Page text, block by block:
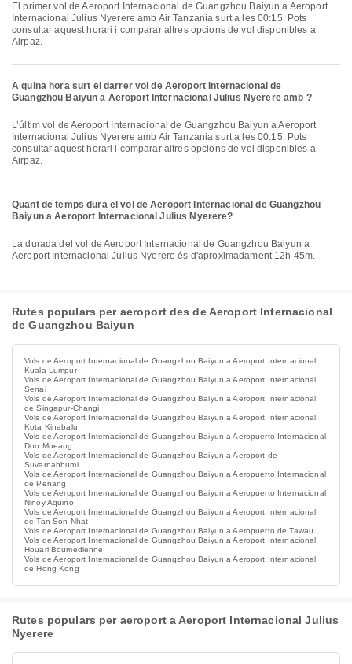
El primer vol de Aeroport Internacional de Guangzhou Baiyun a Aeroport
Internacional Julius Nyerere amb Air Tanzania surt a les 00:15. Pots
consultar aquest horari i comparar altres opcions de vol disponibles a
Airpaz.
A quina hora surt el darrer vol de Aeroport Internacional de
Guangzhou Baiyun a Aeroport Internacional Julius Nyerere amb ?
L’últim vol de Aeroport Internacional de Guangzhou Baiyun a Aeroport
Internacional Julius Nyerere amb Air Tanzania surt a les 00:15. Pots
consultar aquest horari i comparar altres opcions de vol disponibles a
Airpaz.
Quant de temps dura el vol de Aeroport Internacional de Guangzhou
Baiyun a Aeroport Internacional Julius Nyerere?
La durada del vol de Aeroport Internacional de Guangzhou Baiyun a
Aeroport Internacional Julius Nyerere és d'aproximadament 12h 45m.
Rutes populars per aeroport des de Aeroport Internacional
de Guangzhou Baiyun
Vols de Aeroport Internacional de Guangzhou Baiyun a Aeroport Internacional
Kuala Lumpur
Vols de Aeroport Internacional de Guangzhou Baiyun a Aeroport Internacional
Senai
Vols de Aeroport Internacional de Guangzhou Baiyun a Aeroport Internacional
de Singapur-Changi
Vols de Aeroport Internacional de Guangzhou Baiyun a Aeroport Internacional
Kota Kinabalu
Vols de Aeroport Internacional de Guangzhou Baiyun a Aeropuerto Internacional
Don Mueang
Vols de Aeroport Internacional de Guangzhou Baiyun a Aeroport de
Suvarnabhumi
Vols de Aeroport Internacional de Guangzhou Baiyun a Aeropuerto Internacional
de Penang
Vols de Aeroport Internacional de Guangzhou Baiyun a Aeropuerto Internacional
Ninoy Aquino
Vols de Aeroport Internacional de Guangzhou Baiyun a Aeroport Internacional
de Tan Son Nhat
Vols de Aeroport Internacional de Guangzhou Baiyun a Aeropuerto de Tawau
Vols de Aeroport Internacional de Guangzhou Baiyun a Aeroport Internacional
Houari Boumedienne
Vols de Aeroport Internacional de Guangzhou Baiyun a Aeroport Internacional
de Hong Kong
Rutes populars per aeroport a Aeroport Internacional Julius
Nyerere